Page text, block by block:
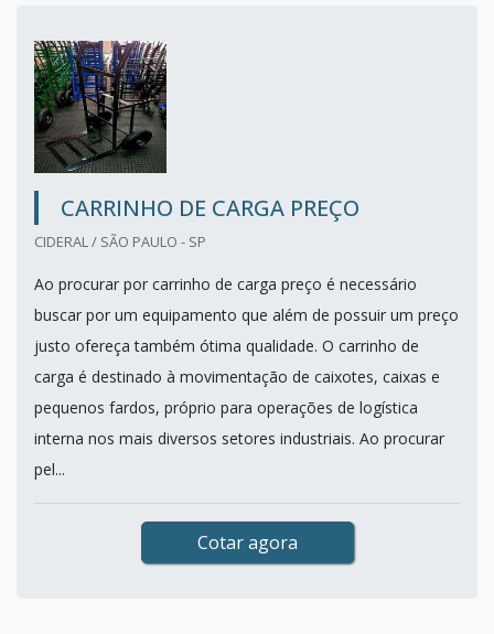
CARRINHO DE CARGA PREÇO
CIDERAL / SÃO PAULO - SP
Ao procurar por carrinho de carga preço é necessário
buscar por um equipamento que além de possuir um preço
justo ofereça também ótima qualidade. O carrinho de
carga é destinado à movimentação de caixotes, caixas e
pequenos fardos, próprio para operações de logística
interna nos mais diversos setores industriais. Ao procurar
pel...
Cotar agora